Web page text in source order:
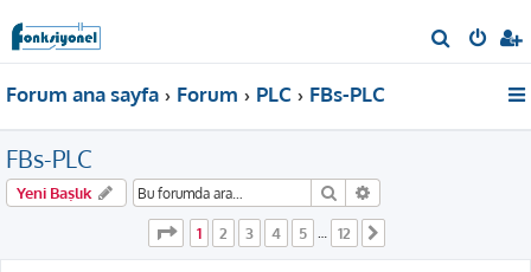
r
Forum ana sayfa Forum PLC FBs-PLC
FBs-PLC
Yeni Başlık Ara
. sayfa (Toplam 12 sayfa)
1 2 3 4 5 … 12